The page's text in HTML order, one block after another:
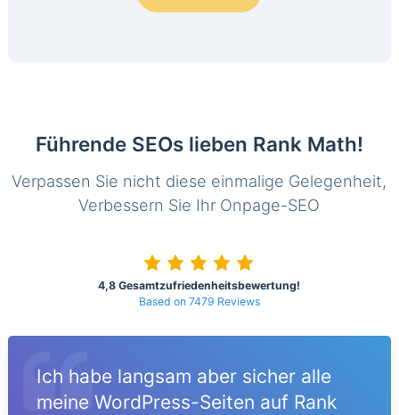
Führende SEOs lieben Rank Math!
Verpassen Sie nicht diese einmalige Gelegenheit,
Verbessern Sie Ihr Onpage-SEO
4,8 Gesamtzufriedenheitsbewertung!
Based on 7479 Reviews
Ich habe langsam aber sicher alle
meine WordPress-Seiten auf Rank